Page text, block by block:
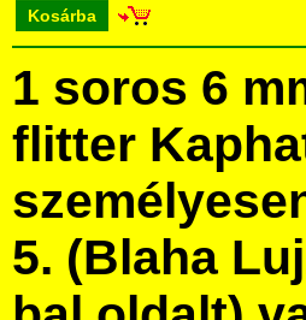
Kosárba
1 soros 6
flitter
5. (Blaha